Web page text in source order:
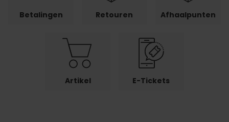
Betalingen Retouren Afhaalpunten
Artikel E-Tickets